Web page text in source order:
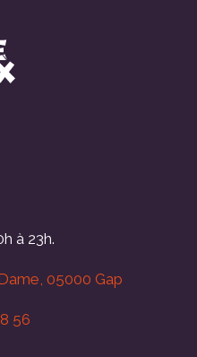
à 23h.
05000 Gap
56